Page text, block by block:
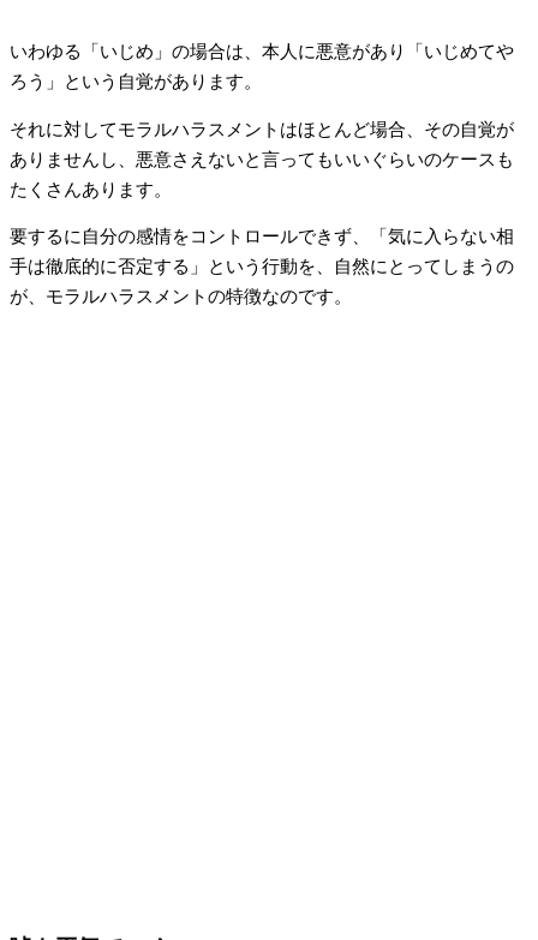
いわゆる「いじめ」の場合は、本人に悪意があり「いじめてや
ろう」という自覚があります。
それに対してモラルハラスメントはほとんど場合、その自覚が
ありませんし、悪意さえないと言ってもいいぐらいのケースも
たくさんあります。
要するに自分の感情をコントロールできず、「気に入らない相
手は徹底的に否定する」という行動を、自然にとってしまうの
が、モラルハラスメントの特徴なのです。